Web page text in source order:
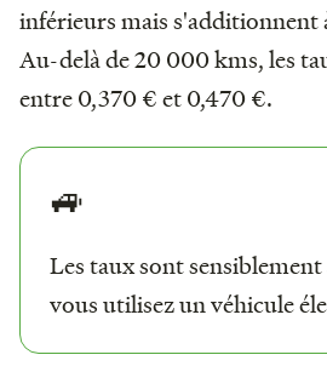
inférieurs mais s'additionnent
Au-delà de 20 000 kms, les
entre 0,370 € et 0,470 €.
🚙
Les taux sont
vous utilisez un véhicule